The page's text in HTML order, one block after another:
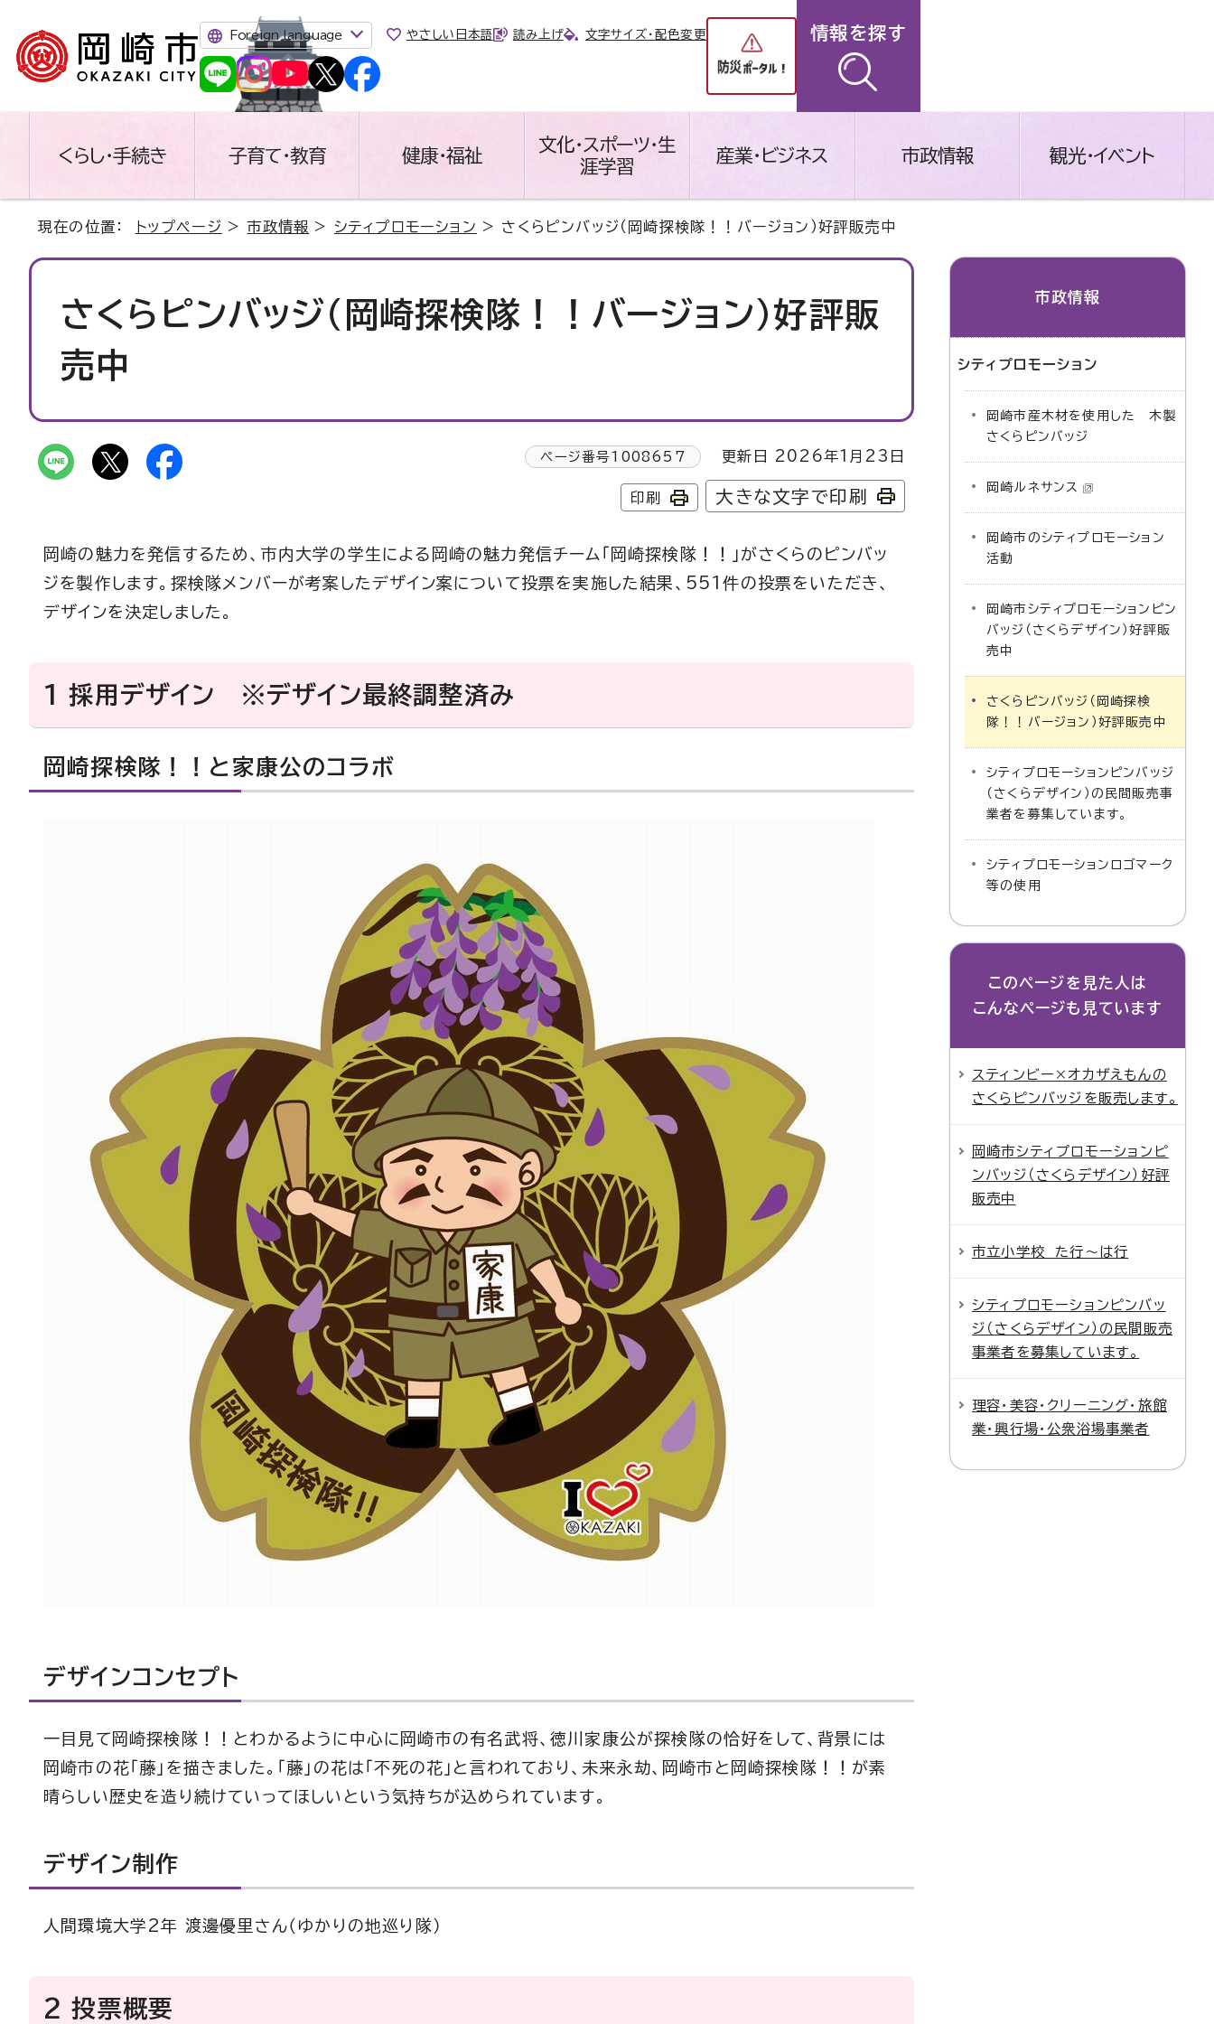
Foreign language やさしい日本語 読み上げ 文字サイズ・配色変更 情報を探す
くらし・手続き 子育て・教育 健康・福祉
文化・スポーツ・生
涯学習
産業・ビジネス 市政情報 観光・イベント
現在の位置： トップページ >市政情報 > シティプロモーション > さくらピンバッジ（岡崎探検隊！！バージョン）好評販売中
さくらピンバッジ（岡崎探検隊！！バージョン）好評販
売中
ページ番号 1008657 更新日 2026年1月23日
印刷 大きな文字で印刷
岡崎の魅力を発信するため、市内大学の学生による岡崎の魅力発信チーム「岡崎探検隊！！」がさくらのピンバッ
ジを製作します。探検隊メンバーが考案したデザイン案について投票を実施した結果、551件の投票をいただき、
デザインを決定しました。
1 採用デザイン ※デザイン最終調整済み
岡崎探検隊！！と家康公のコラボ
デザインコンセプト
一目見て岡崎探検隊！！とわかるように中心に岡崎市の有名武将、徳川家康公が探検隊の恰好をして、背景には
岡崎市の花「藤」を描きました。「藤」の花は「不死の花」と言われており、未来永劫、岡崎市と岡崎探検隊！！が素
晴らしい歴史を造り続けていってほしいという気持ちが込められています。
デザイン制作
人間環境大学2年 渡邊優里さん（ゆかりの地巡り隊）
2 投票概要
市政情報
シティプロモーション
岡崎市産木材を使用した 木製
さくらピンバッジ
岡崎ルネサンス
岡崎市のシティプロモーション
活動
岡崎市シティプロモーションピン
バッジ（さくらデザイン）好評販
売中
さくらピンバッジ（岡崎探検
隊！！バージョン）好評販売中
シティプロモーションピンバッジ
（さくらデザイン）の民間販売事
業者を募集しています。
シティプロモーションロゴマーク
等の使用
このページを見た人は
こんなページも見ています
スティンビー×オカザえもんの
さくらピンバッジを販売します。
岡崎市シティプロモーションピ
ンバッジ（さくらデザイン）好評
販売中
市立小学校 た行～は行
シティプロモーションピンバッ
ジ（さくらデザイン）の民間販売
事業者を募集しています。
理容・美容・クリーニング・旅館
業・興行場・公衆浴場事業者